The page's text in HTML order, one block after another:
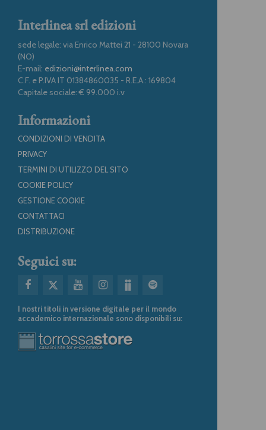
Interlinea srl edizioni
sede legale: via Enrico Mattei 21 - 28100 Novara
(NO)
E-mail: edizioni@interlinea.com
C.F. e P.IVA IT 01384860035 - R.E.A.: 169804
Capitale sociale: € 99.000 i.v
Informazioni
CONDIZIONI DI VENDITA
PRIVACY
TERMINI DI UTILIZZO DEL SITO
COOKIE POLICY
GESTIONE COOKIE
CONTATTACI
DISTRIBUZIONE
Seguici su:
I nostri titoli in versione digitale per il mondo
accademico internazionale sono disponibili su: